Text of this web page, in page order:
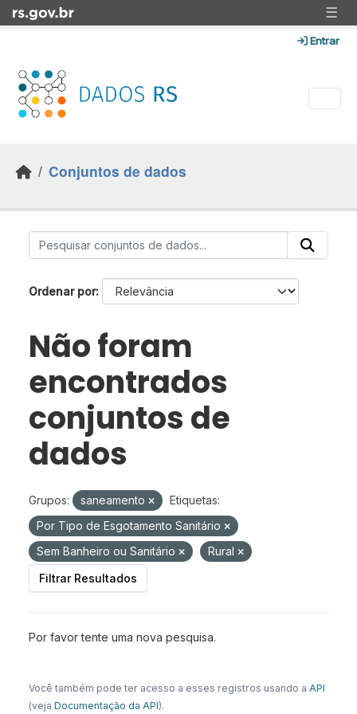
Skip to main content ☰
Entrar
Conjuntos de dados
Ordenar por
Não foram
encontrados
conjuntos de
dados
Grupos: saneamento
Etiquetas:
Por Tipo de Esgotamento Sanitário
Sem Banheiro ou Sanitário
Rural
Filtrar Resultados
Por favor tente uma nova pesquisa.
Você também pode ter acesso a esses registros usando a API
(veja Documentação da API).